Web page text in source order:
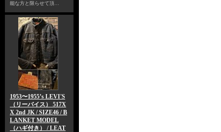
能な方と限らせて頂…
1953〜1955’s LEVI'S
（リーバイス） 517X
X 2nd JK / SIZE46 / B
LANKET MODEL
（ハギ付き） / LEAT